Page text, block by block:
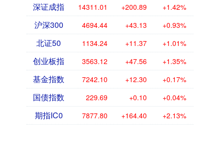
深证成指 14311.01 +200.89 +1.42%
沪深300 4694.44 +43.13 +0.93%
北证50 1134.24 +11.37 +1.01%
创业板指 3563.12 +47.56 +1.35%
基金指数 7242.10 +12.30 +0.17%
国债指数 229.69 +0.10 +0.04%
期指IC0 7877.80 +164.40 +2.13%